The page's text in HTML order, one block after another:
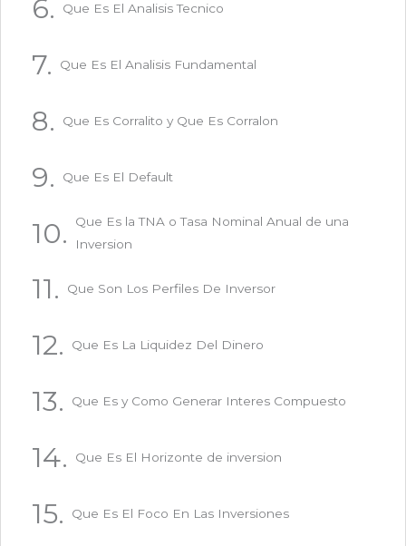
Que Es El Analisis Tecnico
Que Es El Analisis Fundamental
Que Es Corralito y Que Es Corralon
Que Es El Default
Que Es la TNA o Tasa Nominal Anual de una
Inversion
Que Son Los Perfiles De Inversor
Que Es La Liquidez Del Dinero
Que Es y Como Generar Interes Compuesto
Que Es El Horizonte de inversion
Que Es El Foco En Las Inversiones